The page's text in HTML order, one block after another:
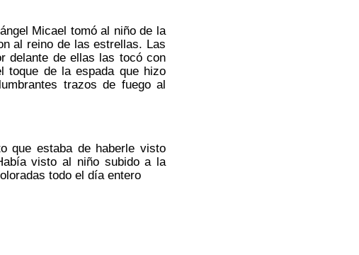
Micael tomó al niño de la
al reino de las estrellas. Las
delante de ellas las tocó con
toque de la espada que hizo
trazos de fuego al
que estaba de haberle visto
visto al niño subido a la
todo el día entero